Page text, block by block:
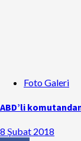
Foto Galeri
ABD’li
8 Şubat 2018